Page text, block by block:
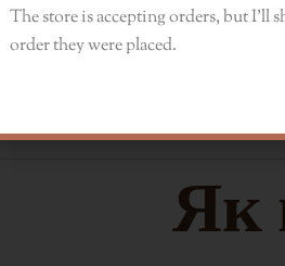
безпечний продукт
отримати
Як
The store is accepting orders, but
order they were placed.